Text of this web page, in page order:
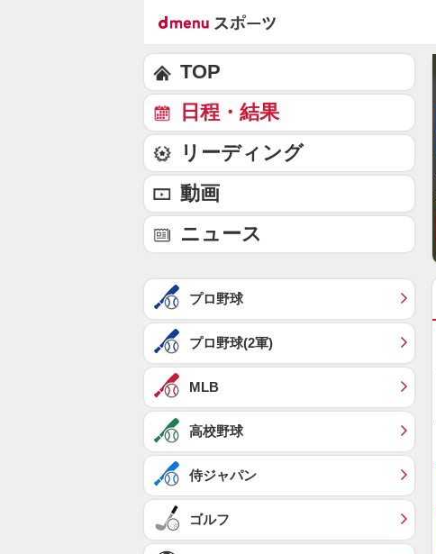
TOP
日程・結果
リーディング
動画
ニュース
プロ野球
プロ野球(2軍)
MLB
高校野球
侍ジャパン
ゴルフ